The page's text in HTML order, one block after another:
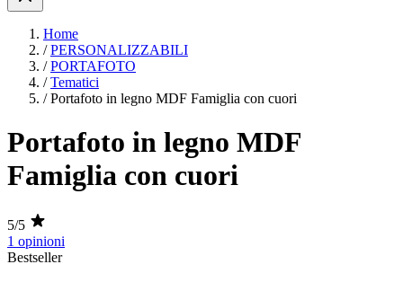
Home
/ PERSONALIZZABILI
/ PORTAFOTO
/ Tematici
/ Portafoto in legno MDF Famiglia con cuori
Portafoto in legno MDF
Famiglia con cuori
5/5
1 opinioni
Bestseller